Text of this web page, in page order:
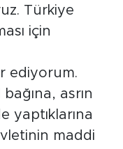
Türkiye
için
ediyorum.
asrın
yaptıklarına
maddi